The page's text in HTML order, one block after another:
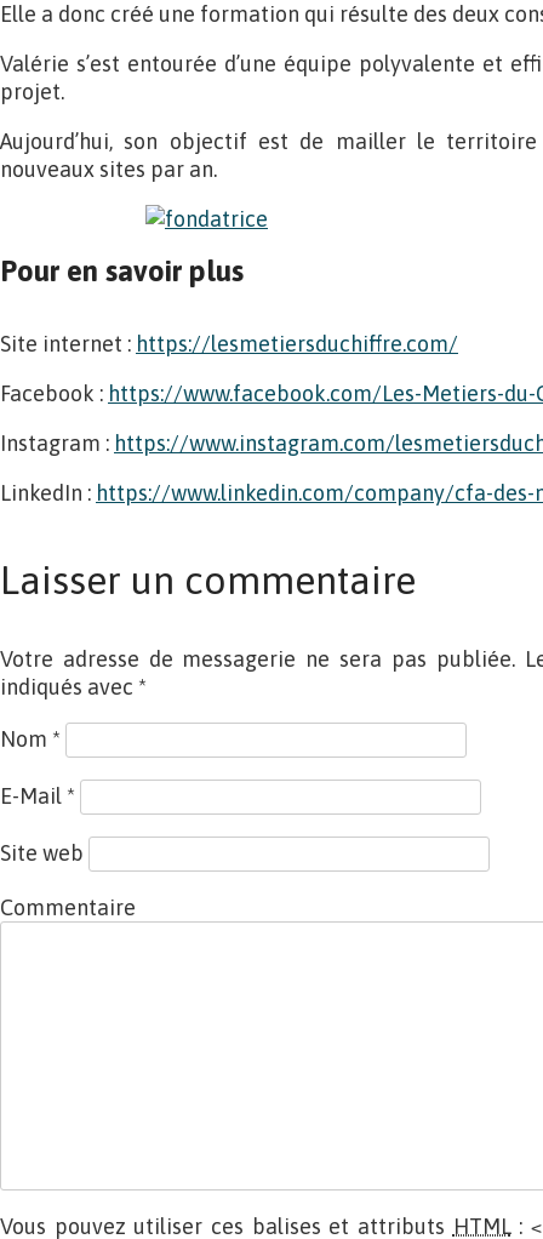
Elle a donc créé une formation qui résulte des deux
Valérie s’est entourée d’une équipe polyvalente et
projet.
Aujourd’hui, son objectif est de mailler le
nouveaux sites par an.
Pour en savoir plus
Site internet : https://lesmetiersduchiffre.com/
Facebook : https://www.facebook.com/Les-Metiers-du-
Instagram : https://www.instagram.com/
LinkedIn : https://www.linkedin.com/company/cfa-des-
Laisser un commentaire
Votre adresse de messagerie ne sera pas publiée.
indiqués avec *
Nom *
E-Mail *
Site web
Commentaire
Vous pouvez utiliser ces balises et attributs HTML: